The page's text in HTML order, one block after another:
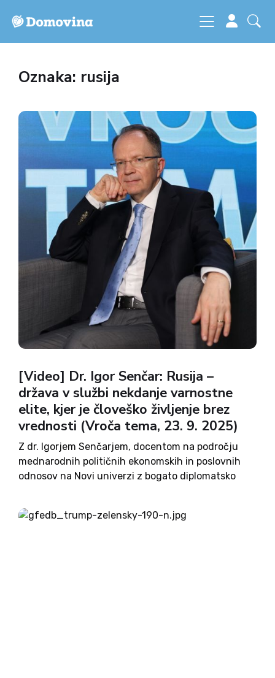
Oznaka: rusija
[Video] Dr. Igor Senčar: Rusija –
država v službi nekdanje varnostne
elite, kjer je človeško življenje brez
vrednosti (Vroča tema, 23. 9. 2025)
Z dr. Igorjem Senčarjem, docentom na področju
mednarodnih političnih ekonomskih in poslovnih
odnosov na Novi univerzi z bogato diplomatsko
mednarodni konferenci z naslovom Srednja
Evropa – konstanta v spreminjajočem se svetu,